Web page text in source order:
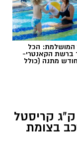
המושלמת: הכל
ברשת הקאנטרי-
מתנה (כולל
הכלבה איקרה הריחה: 1.6 ק"ג קריסטל
בצומת